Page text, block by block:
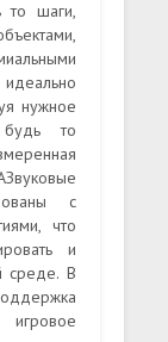
то шаги,
нужное
будь то
с
что
и
среде. В